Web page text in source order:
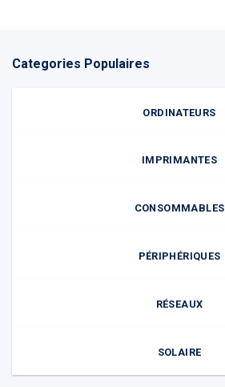
Categories Populaires
ORDINATEURS
IMPRIMANTES
CONSOMMABLES
PÉRIPHÉRIQUES
RÉSEAUX
SOLAIRE